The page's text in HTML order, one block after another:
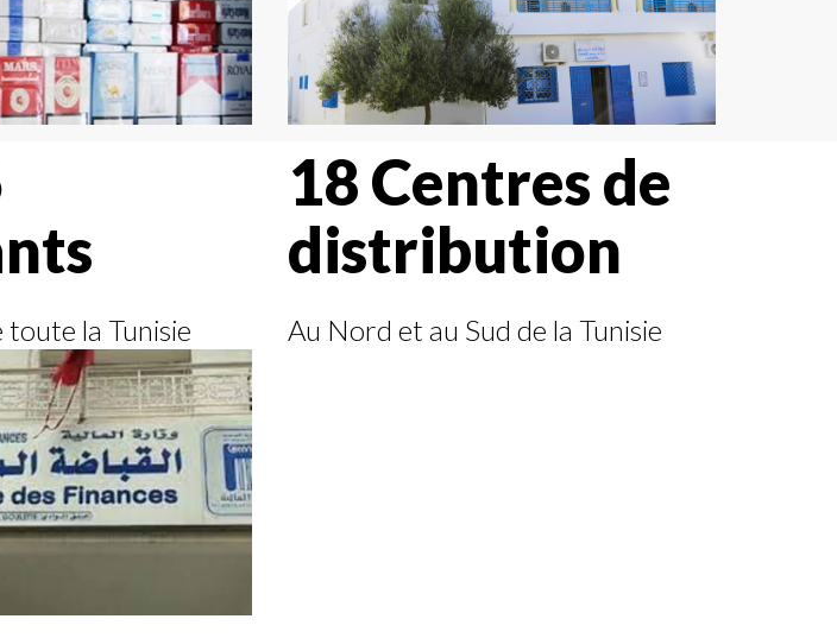
la Tunisie
18 Centres de
distribution
Au Nord et au Sud de la Tunisie